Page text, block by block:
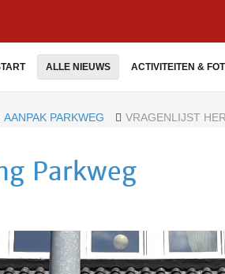
ALLE NIEUWS ACTIVITEITEN &
AANPAK PARKWEG VRAGENLIJST
Parkweg